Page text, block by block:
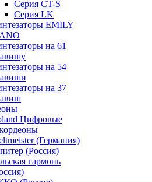
Серия CT-S
Серия LK
EMILY
на 61
на 54
на 37
Цифровые
(Германия)
(Россия)
гармонь